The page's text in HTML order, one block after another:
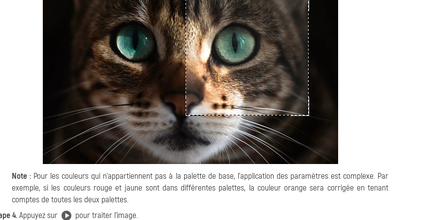
Note : Pour les couleurs qui n'appartiennent pas à la palette de base, l'application des paramètres est complexe. Par
exemple, si les couleurs rouge et jaune sont dans différentes palettes, la couleur orange sera corrigée en tenant
comptes de toutes les deux palettes.
4.Appuyez sur pour traiter l'image.